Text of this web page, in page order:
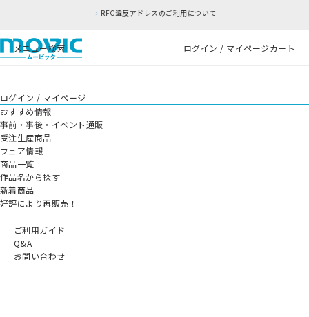
RFC違反アドレスのご利用について
メニュー検索 ログイン / マイページカート
ログイン / マイページ
おすすめ情報
事前・事後・イベント通販
受注生産商品
フェア情報
商品一覧
作品名から探す
新着商品
好評により再販売！
ご利用ガイド
Q&A
お問い合わせ